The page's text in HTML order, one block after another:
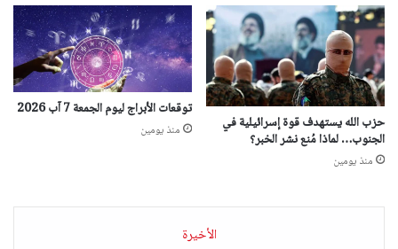
حزب الله يستهدف قوة إسرائيلية في
الجنوب… لماذا مُنع نشر الخبر؟
منذ يومين
توقعات الأبراج ليوم الجمعة 7 آب 2026
منذ يومين
الأخيرة